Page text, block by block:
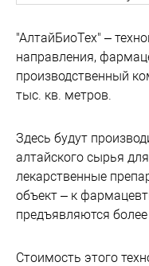
"АлтайБиоТех" –
направления,
производственный
тыс. кв. метров.
Здесь будут
алтайского сырья
лекарственные
объект – к
предъявляются
Стоимость этого